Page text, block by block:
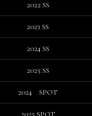
2022 SS
2023 SS
2024 SS
2025 SS
2024 SPOT
2025 SPOT